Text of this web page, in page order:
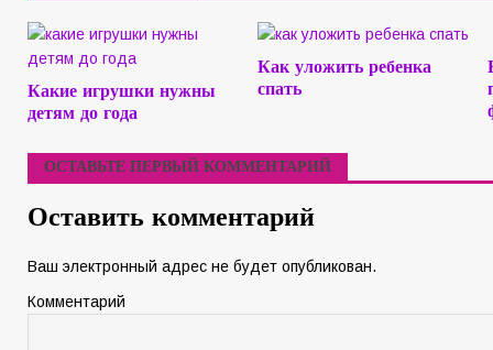
Какие игрушки нужны
детям до года
Как уложить ребенка
спать
ОСТАВЬТЕ ПЕРВЫЙ КОММЕНТАРИЙ
Оставить комментарий
Ваш электронный адрес не будет опубликован.
Комментарий